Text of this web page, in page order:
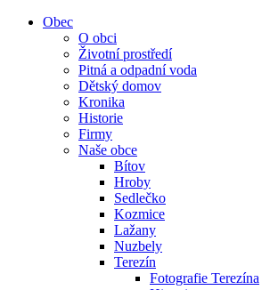
Obec
O obci
Životní prostředí
Pitná a odpadní voda
Dětský domov
Kronika
Historie
Firmy
Naše obce
Bítov
Hroby
Sedlečko
Kozmice
Lažany
Nuzbely
Terezín
Fotografie Terezína